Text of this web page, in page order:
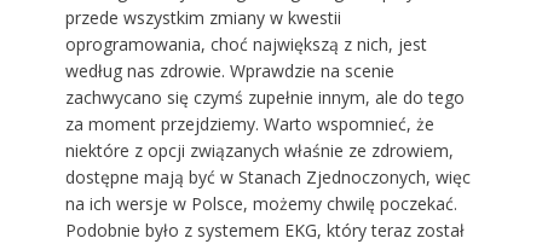
przede wszystkim zmiany w kwestii
oprogramowania, choć największą z nich, jest
według nas zdrowie. Wprawdzie na scenie
zachwycano się czymś zupełnie innym, ale do tego
za moment przejdziemy. Warto wspomnieć, że
niektóre z opcji związanych właśnie ze zdrowiem,
dostępne mają być w Stanach Zjednoczonych, więc
na ich wersje w Polsce, możemy chwilę poczekać.
Podobnie było z systemem EKG, który teraz został